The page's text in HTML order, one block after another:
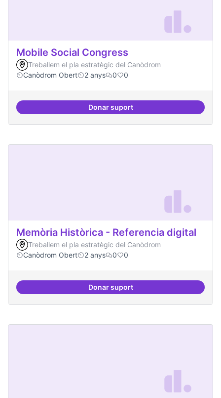
Mobile Social Congress
Treballem el pla estratègic del Canòdrom
Canòdrom Obert
2 anys 0 0
Donar suportMobile Social Congress
Memòria Històrica - Referencia digital
Treballem el pla estratègic del Canòdrom
Canòdrom Obert
2 anys 0 0
Donar suportMemòria Històrica - Referencia